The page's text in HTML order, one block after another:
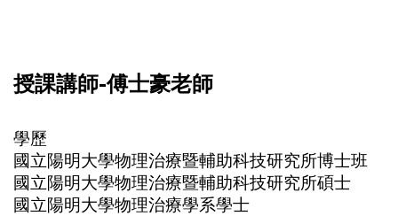
授課講師-傅士豪老師
學歷
國立陽明大學物理治療暨輔助科技研究所博士班
國立陽明大學物理治療暨輔助科技研究所碩士
國立陽明大學物理治療學系學士